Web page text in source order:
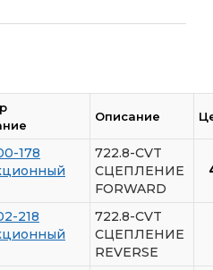
Описание
178
722.8-CVT
СЦЕПЛЕНИЕ
FORWARD
218
722.8-CVT
СЦЕПЛЕНИЕ
REVERSE